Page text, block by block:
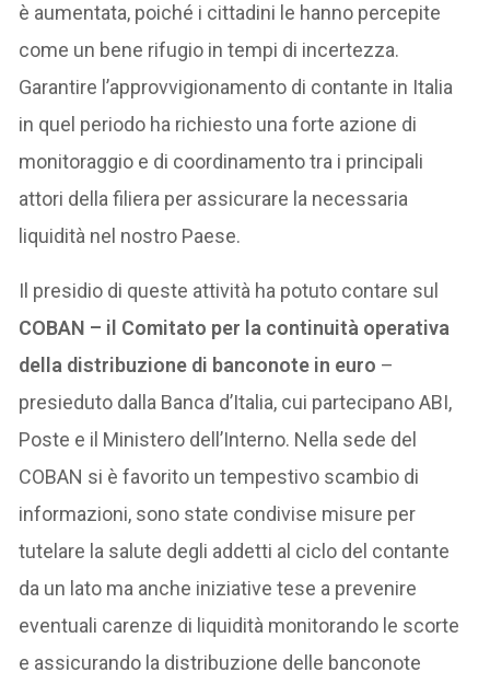
è aumentata, poiché i cittadini le hanno percepite
come un bene rifugio in tempi di incertezza.
Garantire l’approvvigionamento di contante in Italia
in quel periodo ha richiesto una forte azione di
monitoraggio e di coordinamento tra i principali
attori della filiera per assicurare la necessaria
liquidità nel nostro Paese.
Il presidio di queste attività ha potuto contare sul
COBAN – il Comitato per la continuità operativa
della distribuzione di banconote in euro –
presieduto dalla Banca d’Italia, cui partecipano ABI,
Poste e il Ministero dell’Interno. Nella sede del
COBAN si è favorito un tempestivo scambio di
informazioni, sono state condivise misure per
tutelare la salute degli addetti al ciclo del contante
da un lato ma anche iniziative tese a prevenire
eventuali carenze di liquidità monitorando le scorte
e assicurando la distribuzione delle banconote